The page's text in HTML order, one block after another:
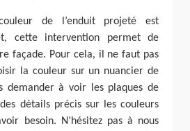
de l’enduit projeté est
cette intervention permet de
façade. Pour cela, il ne faut pas
la couleur sur un nuancier de
demander à voir les plaques de
détails précis sur les couleurs
besoin. N’hésitez pas à nous